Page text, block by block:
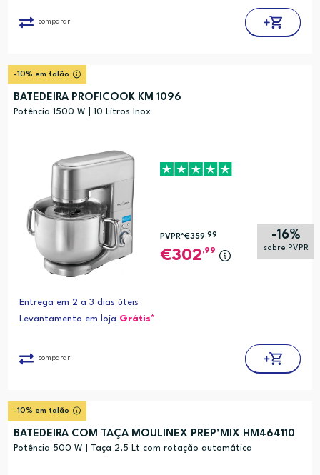
comparar
-10% em talão
BATEDEIRA PROFICOOK KM 1096
Potência 1500 W | 10 Litros Inox
-16%
sobre PVPR
PVPR*€359 ,99
302,99
Entrega em 2 a 3 dias úteis
Levantamento em loja Grátis*
comparar
-10% em talão
BATEDEIRA COM TAÇA MOULINEX PREP’MIX HM464110
Potência 500 W | Taça 2,5 Lt com rotação automática